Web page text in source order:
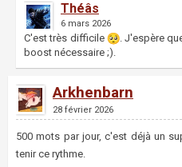
Théâs
6 mars 2026
C'est très difficile
. J'espère
boost nécessaire ;).
Arkhenbarn
28 février 2026
500 mots par jour, c'est déjà un
tenir ce rythme.